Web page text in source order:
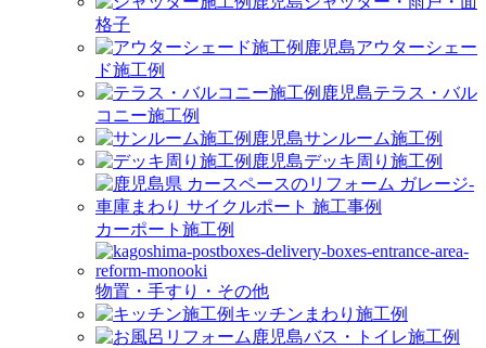
格子
アウターシェー
ド施工例
テラス・バル
コニー施工例
サンルーム施工例
デッキ周り施工例
カーポート施工例
物置・手すり・その他
キッチンまわり施工例
バス・トイレ施工例